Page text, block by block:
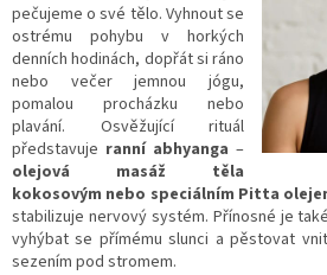
pečujeme o své tělo. Vyhnout se
ostrému pohybu v horkých
denních hodinách, dopřát si ráno
nebo večer jemnou jógu,
pomalou procházku nebo
plavání. Osvěžující rituál
představuje ranní abhyanga –
olejová masáž těla
kokosovým nebo speciálním Pitta
stabilizuje nervový systém. Přínosné je také
vyhýbat se přímému slunci a pěstovat
sezením pod stromem.